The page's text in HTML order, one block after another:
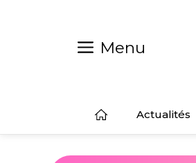
Menu
Actualités